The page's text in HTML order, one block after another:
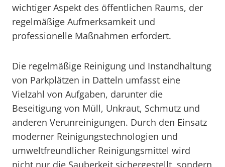
wichtiger Aspekt des öffentlichen Raums, der
regelmäßige Aufmerksamkeit und
professionelle Maßnahmen erfordert.
Die regelmäßige Reinigung und Instandhaltung
von Parkplätzen in Datteln umfasst eine
Vielzahl von Aufgaben, darunter die
Beseitigung von Müll, Unkraut, Schmutz und
anderen Verunreinigungen. Durch den Einsatz
moderner Reinigungstechnologien und
umweltfreundlicher Reinigungsmittel wird
nicht nur die Sauberkeit sichergestellt, sondern